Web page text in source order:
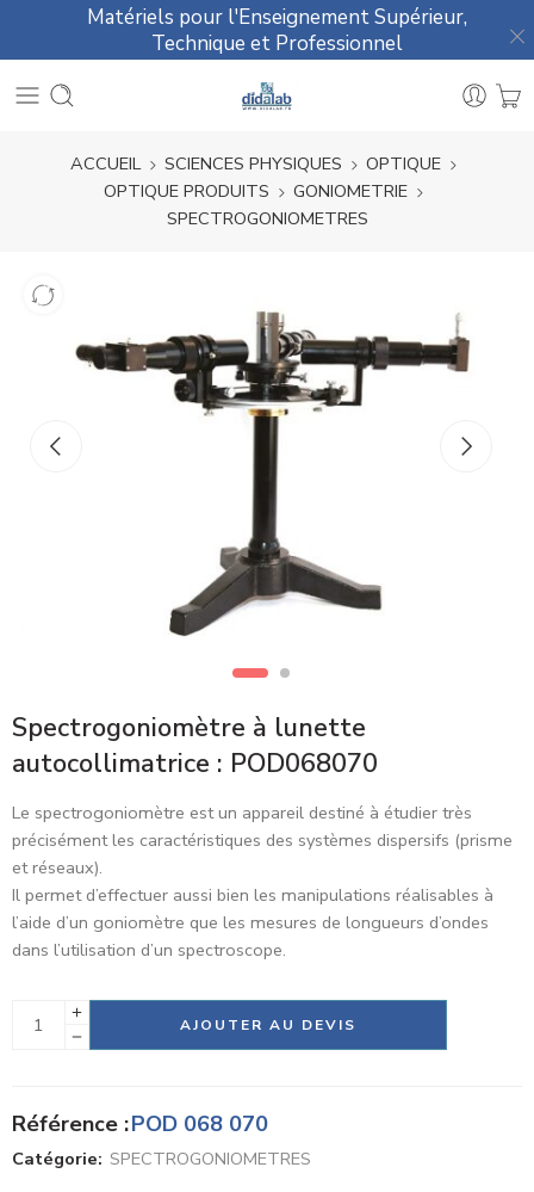
Matériels pour l'Enseignement Supérieur,
Technique et Professionnel
ACCUEIL SCIENCES PHYSIQUES
OPTIQUE
OPTIQUE PRODUITS
GONIOMETRIE
SPECTROGONIOMETRES
Spectrogoniomètre à lunette
autocollimatrice : POD068070
Le spectrogoniomètre est un appareil destiné à étudier très
précisément les caractéristiques des systèmes dispersifs (prisme
et réseaux).
Il permet d’effectuer aussi bien les manipulations réalisables à
l’aide d’un goniomètre que les mesures de longueurs d’ondes
dans l’utilisation d’un spectroscope.
AJOUTER AU DEVIS
Alternative:
Référence :POD 068 070
Catégorie: SPECTROGONIOMETRES